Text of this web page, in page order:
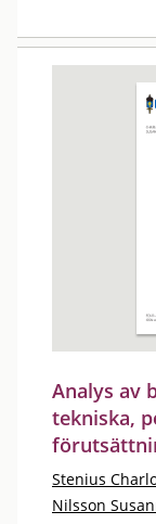
Analys av
tekniska,
Stenius
Nilsson